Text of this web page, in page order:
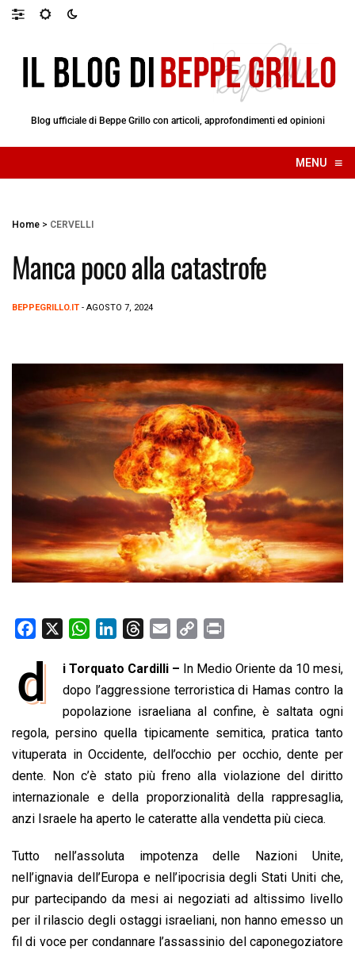
Blog ufficiale di Beppe Grillo con articoli, approfondimenti ed opinioni
MENU ≡
☰
Home > CERVELLI
Manca poco alla catastrofe
BEPPEGRILLO.IT - AGOSTO 7, 2024
e
o
o
k
W
a
t
s
A
p
p
n
k
e
d
I
n
r
e
a
d
s
a
l
p
y
L
i
n
k
i
n
t
d i Torquato Cardilli – In Medio Oriente da 10 mesi,
dopo l’aggressione terroristica di Hamas contro la
popolazione israeliana al confine, è saltata ogni
regola, persino quella tipicamente semitica, pratica tanto
vituperata in Occidente, dell’occhio per occhio, dente per
dente. Non c’è stato più freno alla violazione del diritto
internazionale e della proporzionalità della rappresaglia,
anzi Israele ha aperto le cateratte alla vendetta più cieca.
Tutto nell’assoluta impotenza delle Nazioni Unite,
nell’ignavia dell’Europa e nell’ipocrisia degli Stati Uniti che,
pur partecipando da mesi ai negoziati ad altissimo livello
per il rilascio degli ostaggi israeliani, non hanno emesso un
fil di voce per condannare l’assassinio del caponegoziatore